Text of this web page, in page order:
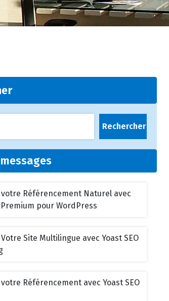
Rechercher
Référencement Naturel avec
Premium pour WordPress
Site Multilingue avec Yoast SEO
Référencement avec Yoast SEO